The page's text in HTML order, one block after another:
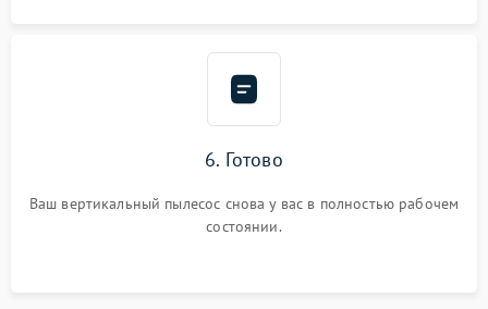
6. Готово
Ваш вертикальный пылесос снова у вас в полностью рабочем
состоянии.